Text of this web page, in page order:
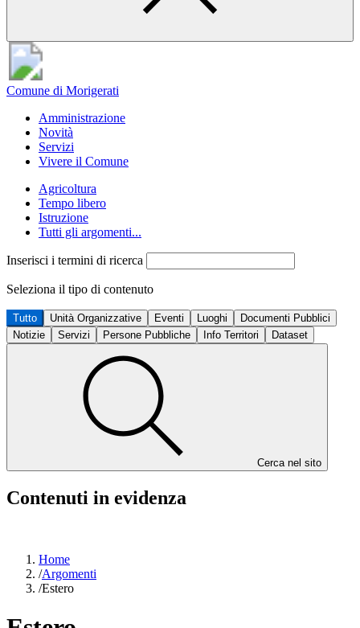
Comune di Morigerati
Amministrazione
Novità
Servizi
Vivere il Comune
Agricoltura
Tempo libero
Istruzione
Tutti gli argomenti...
Inserisci i termini di ricerca
Seleziona il tipo di contenuto
Tutto Unità Organizzative Eventi Luoghi
Documenti Pubblici
Notizie
Servizi Persone Pubbliche Info Territori Dataset
Cerca nel sito
Contenuti in evidenza
Home
/Argomenti
/Estero